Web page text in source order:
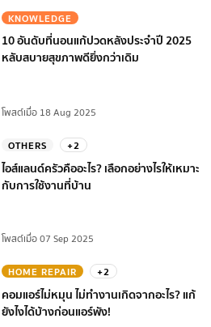
KNOWLEDGE
10 อันดับที่นอนแก้ปวดหลังประจำปี 2025
หลับสบายสุขภาพดียิ่งกว่าเดิม
โพสต์เมื่อ 18 Aug 2025
OTHERS +2
ไอส์แลนด์ครัวคืออะไร? เลือกอย่างไรให้เหมาะ
กับการใช้งานที่บ้าน
โพสต์เมื่อ 07 Sep 2025
HOME REPAIR +2
คอมแอร์ไม่หมุน ไม่ทํางานเกิดจากอะไร? แก้
ยังไงได้บ้างก่อนแอร์พัง!